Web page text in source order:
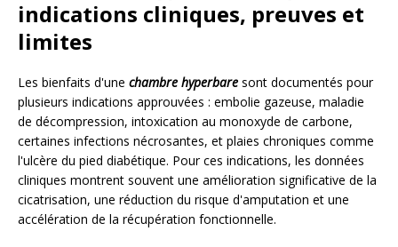
indications cliniques, preuves et
limites
Les bienfaits d'une chambre hyperbare sont documentés pour
plusieurs indications approuvées : embolie gazeuse, maladie
de décompression, intoxication au monoxyde de carbone,
certaines infections nécrosantes, et plaies chroniques comme
l'ulcère du pied diabétique. Pour ces indications, les données
cliniques montrent souvent une amélioration significative de la
cicatrisation, une réduction du risque d'amputation et une
accélération de la récupération fonctionnelle.